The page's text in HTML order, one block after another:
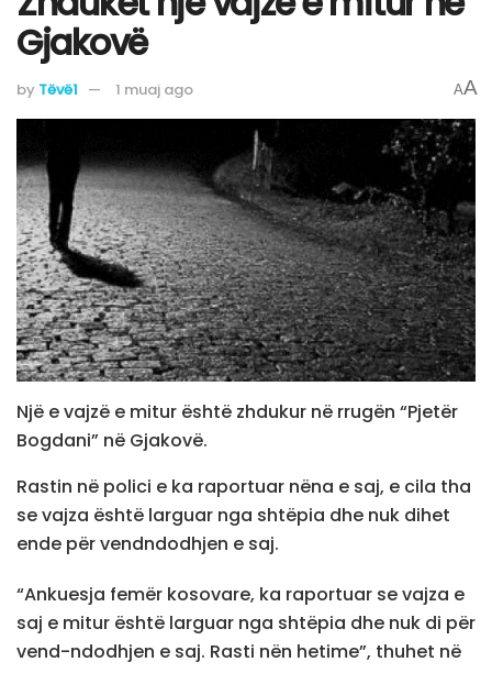
Gjakovë
by Tëvë1 1 muaj ago AA
Një e vajzë e mitur është zhdukur në rrugën “Pjetër
Bogdani” në Gjakovë.
Rastin në polici e ka raportuar nëna e saj, e cila tha
se vajza është larguar nga shtëpia dhe nuk dihet
ende për vendndodhjen e saj.
“Ankuesja femër kosovare, ka raportuar se vajza e
saj e mitur është larguar nga shtëpia dhe nuk di për
vend-ndodhjen e saj. Rasti nën hetime”, thuhet në